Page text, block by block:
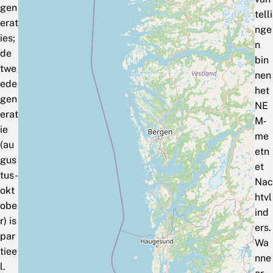
gen
erat
ies;
de
twe
ede
gen
erat
ie
(au
gus
tus-
okt
obe
r) is
par
tiee
l.
telli
nge
n
bin
nen
het
NE
M‑
me
etn
et
Nac
htvl
ind
ers.
Wa
nne